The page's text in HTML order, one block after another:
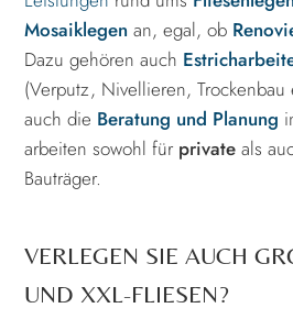
Mosaiklegen an, egal, ob
Dazu gehören auch
(Verputz, Nivellieren,
auch die Beratung und Planung
arbeiten sowohl für private als
Bauträger.
VERLEGEN SIE AUCH
ND XXL-FLIESEN?